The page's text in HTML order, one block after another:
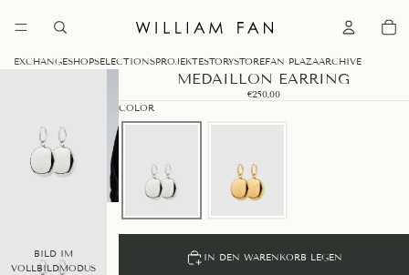
EXCHANGESHOPSELECTIONSPROJEKTESTORYSTOREFAN PLAZAARCHIVE
BILD IM
VOLLBILDMODUS
MEDAILLON EARRING
€250,00
COLOR
IN DEN WARENKORB LEGEN